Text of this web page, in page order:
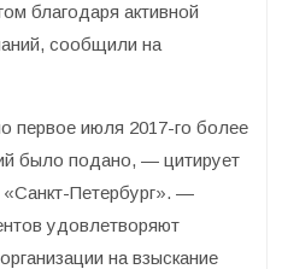
благодаря активной
сообщили на
первое июля 2017-го более
было подано, — цитирует
Петербург». —
удовлетворяют
на взыскание